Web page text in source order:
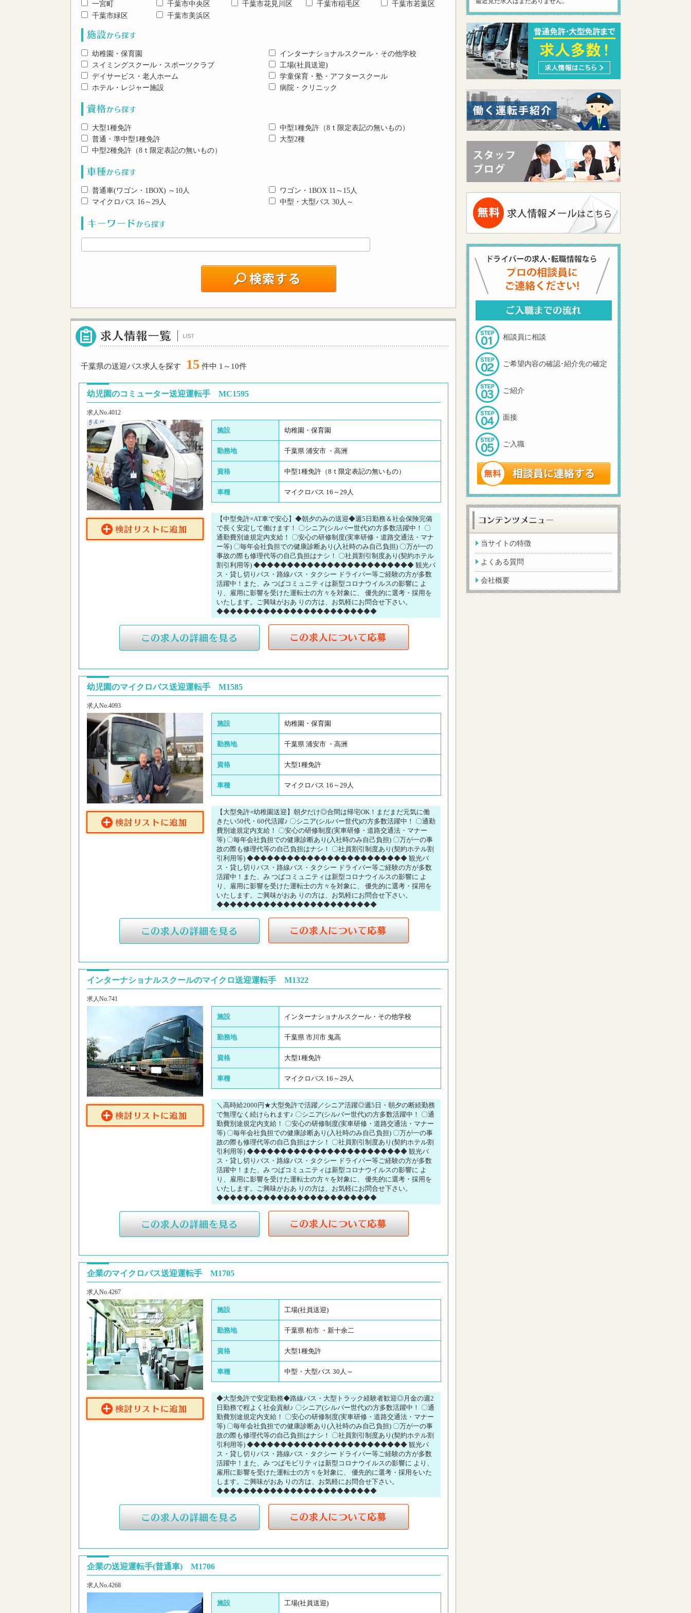
一宮町 千葉市中央区 千葉市花見川区 千葉市稲毛区
千葉市若葉区
千葉市緑区
千葉市美浜区
幼稚園・保育園
インターナショナルスクール・その他学校
スイミングスクール・スポーツクラブ
工場(社員送迎)
デイサービス・老人ホーム
学童保育・塾・アフタースクール
ホテル・レジャー施設
病院・クリニック
大型1種免許
中型1種免許（8ｔ限定表記の無いもの）
普通・準中型1種免許
大型2種
中型2種免許（8ｔ限定表記の無いもの）
普通車(ワゴン・1BOX) ～10人
ワゴン・1BOX 11～15人
マイクロバス 16～29人
中型・大型バス 30人～
千葉県の送迎バス求人を探す 15 件中 1～10件
幼児園のコミューター送迎運転手 MC1595
求人No.4012
施設 幼稚園・保育園
勤務地 千葉県 浦安市 ・高洲
資格 中型1種免許（8ｔ限定表記の無いもの）
車種 マイクロバス 16～29人
【中型免許×AT車で安心】◆朝夕のみの送迎◆週5日勤務＆社会保険完備
で長く安定して働けます！ 〇シニア(シルバー世代)の方多数活躍中！ 〇
通勤費別途規定内支給！ 〇安心の研修制度(実車研修・道路交通法・マナ
ー等) 〇毎年会社負担での健康診断あり(入社時のみ自己負担) 〇万が一の
事故の際も修理代等の自己負担はナシ！ 〇社員割引制度あり(契約ホテル
割引利用等) ◆◆◆◆◆◆◆◆◆◆◆◆◆◆◆◆◆◆◆◆◆◆◆◆ 観光バ
ス・貸し切りバス・路線バス・タクシー ドライバー等ご経験の方が多数
活躍中！また、み つばコミュニティは新型コロナウイルスの影響に よ
り、雇用に影響を受けた運転士の方々を対象に、 優先的に選考・採用を
いたします。ご興味がおあ りの方は、お気軽にお問合せ下さい。
◆◆◆◆◆◆◆◆◆◆◆◆◆◆◆◆◆◆◆◆◆◆◆◆
幼児園のマイクロバス送迎運転手 M1585
求人No.4093
施設 幼稚園・保育園
勤務地 千葉県 浦安市 ・高洲
資格 大型1種免許
車種 マイクロバス 16～29人
【大型免許×幼稚園送迎】朝夕だけ◎合間は帰宅OK！まだまだ元気に働
きたい50代・60代活躍♪ 〇シニア(シルバー世代)の方多数活躍中！ 〇通勤
費別途規定内支給！ 〇安心の研修制度(実車研修・道路交通法・マナー
等) 〇毎年会社負担での健康診断あり(入社時のみ自己負担) 〇万が一の事
故の際も修理代等の自己負担はナシ！ 〇社員割引制度あり(契約ホテル割
引利用等) ◆◆◆◆◆◆◆◆◆◆◆◆◆◆◆◆◆◆◆◆◆◆◆◆ 観光バ
ス・貸し切りバス・路線バス・タクシー ドライバー等ご経験の方が多数
活躍中！また、み つばコミュニティは新型コロナウイルスの影響に よ
り、雇用に影響を受けた運転士の方々を対象に、 優先的に選考・採用を
いたします。ご興味がおあ りの方は、お気軽にお問合せ下さい。
◆◆◆◆◆◆◆◆◆◆◆◆◆◆◆◆◆◆◆◆◆◆◆◆
インターナショナルスクールのマイクロ送迎運転手 M1322
求人No.741
施設 インターナショナルスクール・その他学校
勤務地 千葉県 市川市 鬼高
資格 大型1種免許
車種 マイクロバス 16～29人
＼高時給2000円★大型免許で活躍／シニア活躍◎週5日・朝夕の断続勤務
で無理なく続けられます♪ 〇シニア(シルバー世代)の方多数活躍中！ 〇通
勤費別途規定内支給！ 〇安心の研修制度(実車研修・道路交通法・マナー
等) 〇毎年会社負担での健康診断あり(入社時のみ自己負担) 〇万が一の事
故の際も修理代等の自己負担はナシ！ 〇社員割引制度あり(契約ホテル割
引利用等) ◆◆◆◆◆◆◆◆◆◆◆◆◆◆◆◆◆◆◆◆◆◆◆◆ 観光バ
ス・貸し切りバス・路線バス・タクシー ドライバー等ご経験の方が多数
活躍中！また、み つばコミュニティは新型コロナウイルスの影響に よ
り、雇用に影響を受けた運転士の方々を対象に、 優先的に選考・採用を
いたします。ご興味がおあ りの方は、お気軽にお問合せ下さい。
◆◆◆◆◆◆◆◆◆◆◆◆◆◆◆◆◆◆◆◆◆◆◆◆
企業のマイクロバス送迎運転手 M1705
求人No.4267
施設 工場(社員送迎)
勤務地 千葉県 柏市 ・新十余二
資格 大型1種免許
車種 中型・大型バス 30人～
◆大型免許で安定勤務◆路線バス・大型トラック経験者歓迎◎月金の週2
日勤務で程よく社会貢献♪ 〇シニア(シルバー世代)の方多数活躍中！ 〇通
勤費別途規定内支給！ 〇安心の研修制度(実車研修・道路交通法・マナー
等) 〇毎年会社負担での健康診断あり(入社時のみ自己負担) 〇万が一の事
故の際も修理代等の自己負担はナシ！ 〇社員割引制度あり(契約ホテル割
引利用等) ◆◆◆◆◆◆◆◆◆◆◆◆◆◆◆◆◆◆◆◆◆◆◆◆ 観光バ
ス・貸し切りバス・路線バス・タクシー ドライバー等ご経験の方が多数
活躍中！また、み つばモビリティは新型コロナウイルスの影響に より、
雇用に影響を受けた運転士の方々を対象に、 優先的に選考・採用をいた
します。ご興味がおあ りの方は、お気軽にお問合せ下さい。
◆◆◆◆◆◆◆◆◆◆◆◆◆◆◆◆◆◆◆◆◆◆◆◆
企業の送迎運転手(普通車) M1706
求人No.4268
施設 工場(社員送迎)
相談員に相談
ご希望内容の確認･紹介先の確定
ご紹介
面接
ご入職
当サイトの特徴
よくある質問
会社概要